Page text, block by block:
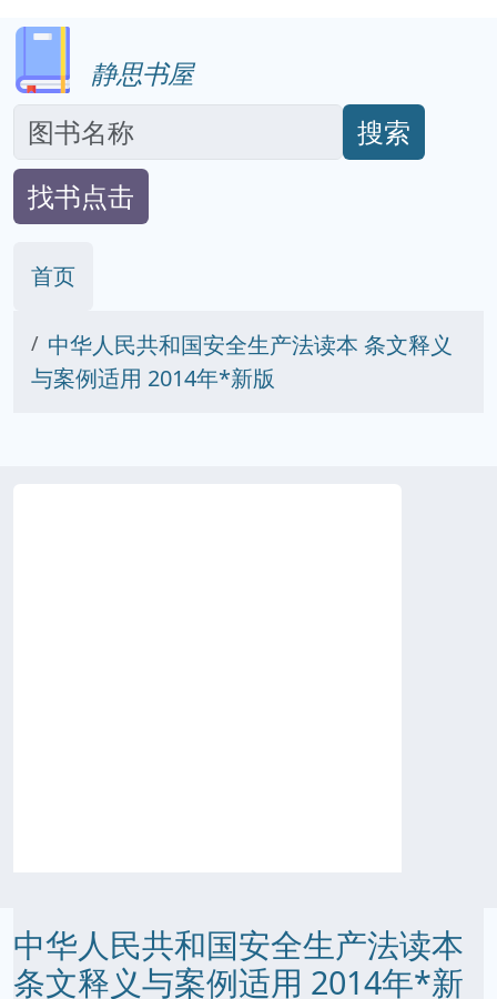
静思书屋
搜索
找书点击
首页
中华人民共和国安全生产法读本 条文释义
与案例适用 2014年*新版
中华人民共和国安全生产法读本
条文释义与案例适用 2014年*新